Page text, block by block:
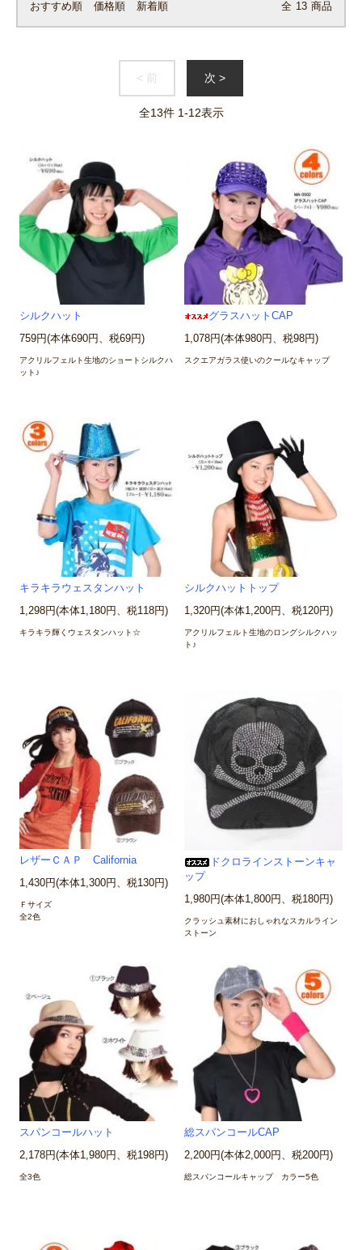
おすすめ順 価格順 新着順 全 13 商品
< 前 次 >
全13件 1-12表示
シルクハット
759円(本体690円、税69円)
アクリルフェルト生地のショートシルクハ
ット♪
グラスハットCAP
1,078円(本体980円、税98円)
スクエアガラス使いのクールなキャップ
キラキラウェスタンハット
1,298円(本体1,180円、税118円)
キラキラ輝くウェスタンハット☆
シルクハットトップ
1,320円(本体1,200円、税120円)
アクリルフェルト生地のロングシルクハッ
ト♪
レザーＣＡＰ California
1,430円(本体1,300円、税130円)
Ｆサイズ
全2色
ドクロラインストーンキャ
ップ
1,980円(本体1,800円、税180円)
クラッシュ素材におしゃれなスカルライン
ストーン
スパンコールハット
2,178円(本体1,980円、税198円)
全3色
総スパンコールCAP
2,200円(本体2,000円、税200円)
総スパンコールキャップ カラー5色